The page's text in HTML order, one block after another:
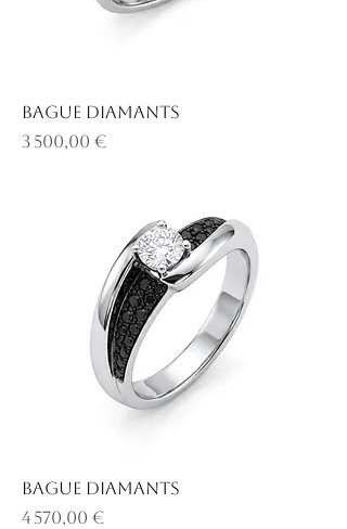
Bague diamants
Prix
3 500,00 €
Bague diamants
Prix
4 570,00 €